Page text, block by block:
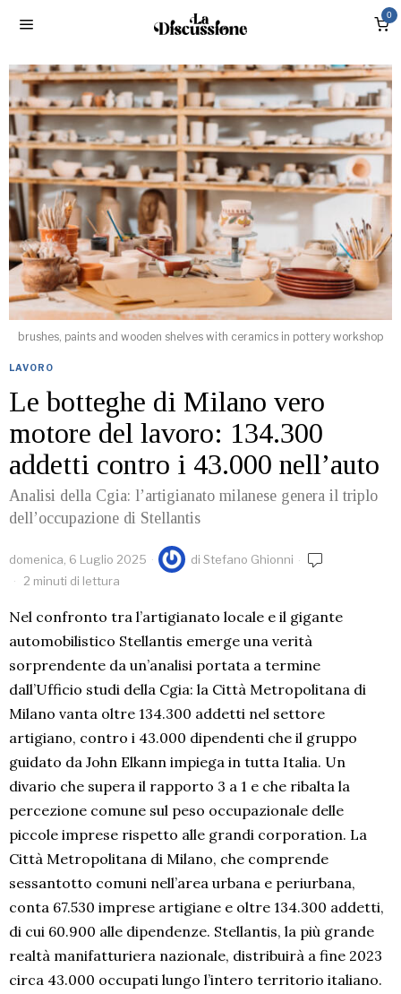
0
brushes, paints and wooden shelves with ceramics in pottery workshop
LAVORO
Le botteghe di Milano vero
motore del lavoro: 134.300
addetti contro i 43.000 nell’auto
Analisi della Cgia: l’artigianato milanese genera il triplo
dell’occupazione di Stellantis
domenica, 6 Luglio 2025 di Stefano Ghionni
2 minuti di lettura
Nel confronto tra l’artigianato locale e il gigante
automobilistico Stellantis emerge una verità
sorprendente da un’analisi portata a termine
dall’Ufficio studi della Cgia: la Città Metropolitana di
Milano vanta oltre 134.300 addetti nel settore
artigiano, contro i 43.000 dipendenti che il gruppo
guidato da John Elkann impiega in tutta Italia. Un
divario che supera il rapporto 3 a 1 e che ribalta la
percezione comune sul peso occupazionale delle
piccole imprese rispetto alle grandi corporation. La
Città Metropolitana di Milano, che comprende
sessantotto comuni nell’area urbana e periurbana,
conta 67.530 imprese artigiane e oltre 134.300 addetti,
di cui 60.900 alle dipendenze. Stellantis, la più grande
realtà manifatturiera nazionale, distribuirà a fine 2023
circa 43.000 occupati lungo l’intero territorio italiano.